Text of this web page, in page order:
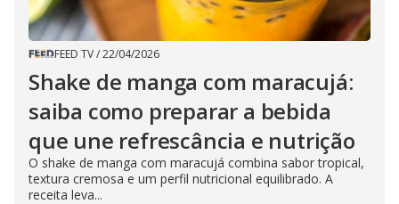
FEED TV/22/04/2026
Shake de manga com maracujá:
saiba como preparar a bebida
que une refrescância e nutrição
O shake de manga com maracujá combina sabor tropical,
textura cremosa e um perfil nutricional equilibrado. A
receita leva...